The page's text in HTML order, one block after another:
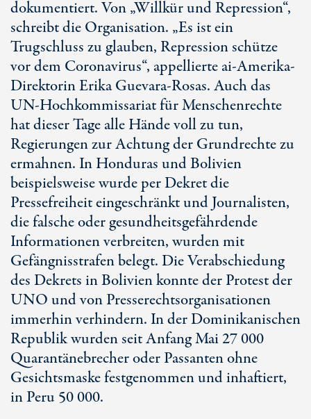
dokumentiert. Von „Willkür und Repression“,
schreibt die Organisation. „Es ist ein
Trugschluss zu glauben, Repression schütze
vor dem Coronavirus“, appellierte ai-Amerika-
Direktorin Erika Guevara-Rosas. Auch das
UN-Hochkommissariat für Menschenrechte
hat dieser Tage alle Hände voll zu tun,
Regierungen zur Achtung der Grundrechte zu
ermahnen. In Honduras und Bolivien
beispielsweise wurde per Dekret die
Pressefreiheit eingeschränkt und Journalisten,
die falsche oder gesundheitsgefährdende
Informationen verbreiten, wurden mit
Gefängnisstrafen belegt. Die Verabschiedung
des Dekrets in Bolivien konnte der Protest der
UNO und von Presserechtsorganisationen
immerhin verhindern. In der Dominikanischen
Republik wurden seit Anfang Mai 27 000
Quarantänebrecher oder Passanten ohne
Gesichtsmaske festgenommen und inhaftiert,
in Peru 50 000.